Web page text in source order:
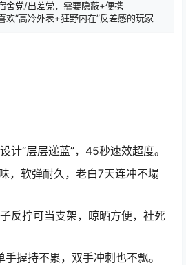
舍党/出差党，需要隐蔽+便携
欢“高冷外表+狂野内在”反差感的玩家
计“层层递蓝”，45秒速效超度。
，软弹耐久，老白7天连冲不塌
反拧可当支架，晾晒方便，社死
握持不累，双手冲刺也不飘。